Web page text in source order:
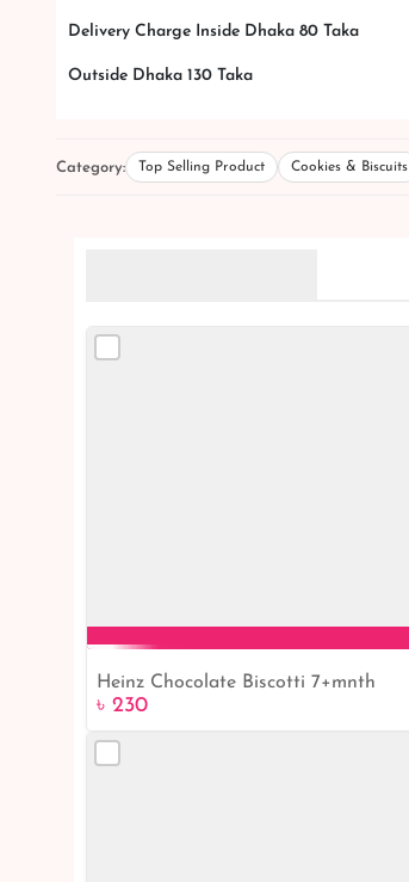
Delivery Charge Inside Dhaka 80 Taka
Outside Dhaka 130 Taka
Category: Top Selling Product Cookies & Biscuits
Heinz Chocolate Biscotti 7+mnth
৳ 230